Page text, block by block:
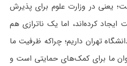
یعنی در وزارت علوم برای پذیرش
کرده‌اند، اما یک ناترازی هم
تهران داریم؛ چراکه ظرفیت ما
ما برای کمک‌های حمایتی است و